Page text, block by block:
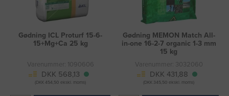
Gødning ICL Proturf 15-6-
15+Mg+Ca 25 kg
Varenummer: 1090606
DKK 568,13
(DKK 454,50 ekskl. moms)
Gødning MEMON Match All-
in-one 16-2-7 organic 1-3 mm
15 kg
Varenummer: 3032060
DKK 431,88
(DKK 345,50 ekskl. moms)